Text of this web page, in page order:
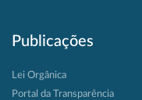
Publicações
Lei Orgânica
Portal da Transparência